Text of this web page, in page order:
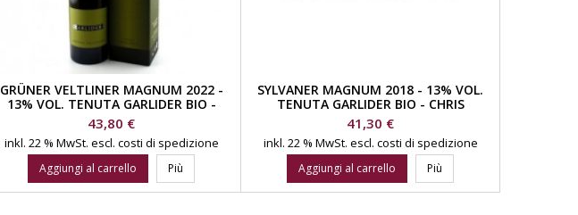
GRÜNER VELTLINER MAGNUM 2022 -
13% VOL. TENUTA GARLIDER BIO -
CHRIS KERSCHBAUMER
Prezzo
43,80 €
inkl. 22 % MwSt. escl. costi di spedizione
Aggiungi al carrello Più
SYLVANER MAGNUM 2018 - 13% VOL.
TENUTA GARLIDER BIO - CHRIS
KERSCHBAUMER
Prezzo
41,30 €
inkl. 22 % MwSt. escl. costi di spedizione
Aggiungi al carrello Più